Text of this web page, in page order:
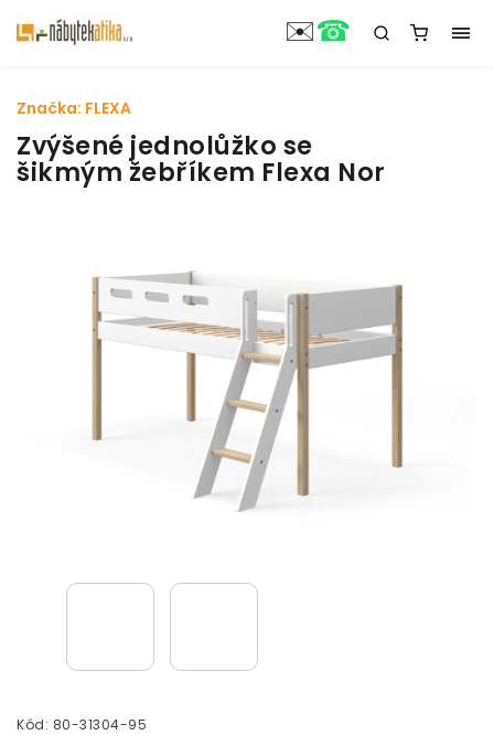
Zvýšené jednolůžko se
šikmým žebříkem Flexa Nor
Kód: 80-31304-95
Značka: FLEXA
✉️☎